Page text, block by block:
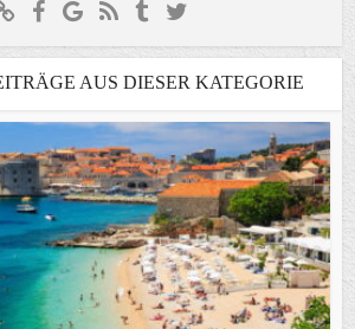
AUS DIESER KATEGORIE